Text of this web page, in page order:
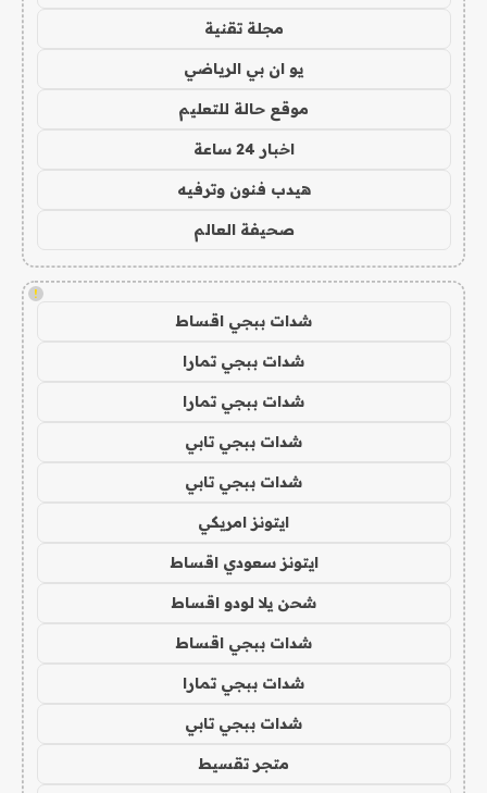
مجلة تقنية
يو ان بي الرياضي
موقع حالة للتعليم
اخبار 24 ساعة
هيدب فنون وترفيه
صحيفة العالم
!
شدات ببجي اقساط
شدات ببجي تمارا
شدات ببجي تمارا
شدات ببجي تابي
شدات ببجي تابي
ايتونز امريكي
ايتونز سعودي اقساط
شحن يلا لودو اقساط
شدات ببجي اقساط
شدات ببجي تمارا
شدات ببجي تابي
متجر تقسيط